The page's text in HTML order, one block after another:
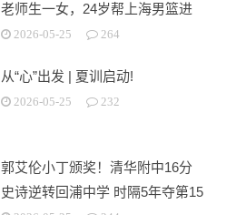
老师生一女，24岁帮上海男篮进
决赛
2026-05-25 264
从“心”出发 | 夏训启动!
2026-05-25 232
郭艾伦小丁颁奖！清华附中16分
史诗逆转回浦中学 时隔5年夺第15